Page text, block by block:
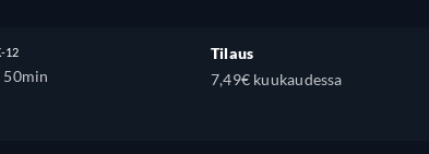
12
50min
Tilaus
7,49€ kuukaudessa